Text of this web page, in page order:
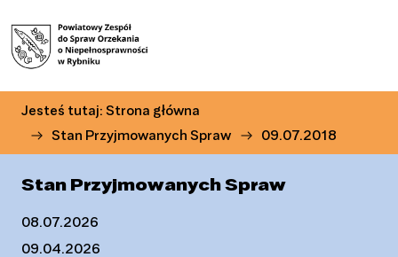
Przejdź do treści
Jesteś tutaj: Strona główna
Stan Przyjmowanych Spraw
09.07.2018
Stan Przyjmowanych Spraw
08.07.2026
09.04.2026